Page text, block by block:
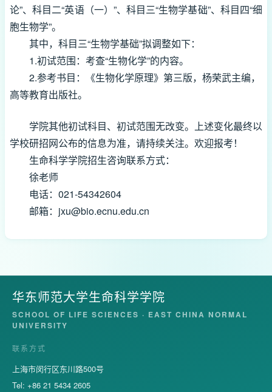
论”、科目二“英语（一）”、科目三“生物学基础”、科目四“细
胞生物学”。
其中，科目三“生物学基础”拟调整如下：
1.初试范围：考查“生物化学”的内容。
2.参考书目：《生物化学原理》第三版，杨荣武主编，
高等教育出版社。
学院其他初试科目、初试范围无改变。上述变化最终以
学校研招网公布的信息为准，请持续关注。欢迎报考！
生命科学学院招生咨询联系方式：
徐老师
电话：021-54342604
邮箱： jxu@bio.ecnu.edu.cn
华东师范大学生命科学学院
SCHOOL OF LIFE SCIENCES · EAST CHINA NORMAL
UNIVERSITY
联系方式
上海市闵行区东川路500号
Tel: +86 21 5434 2605